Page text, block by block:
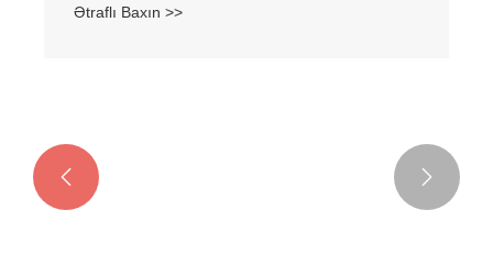
Ətraflı Baxın >>
 